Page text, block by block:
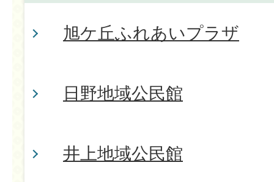
旭ケ丘ふれあいプラザ
日野地域公民館
井上地域公民館